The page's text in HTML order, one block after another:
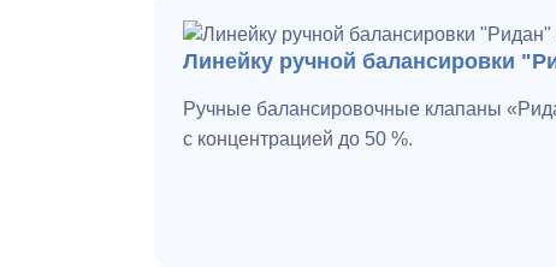
Линейку ручной балансировки
Ручные балансировочные клапаны
с концентрацией до 50 %.